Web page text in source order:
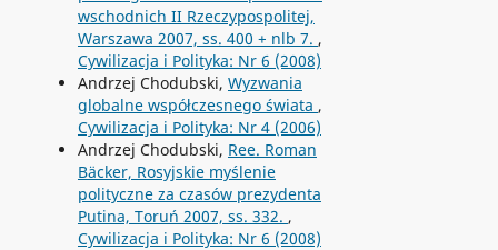
wschodnich II Rzeczypospolitej,
Warszawa 2007, ss. 400 + nlb 7. ,
Cywilizacja i Polityka: Nr 6 (2008)
Andrzej Chodubski, Wyzwania
globalne współczesnego świata ,
Cywilizacja i Polityka: Nr 4 (2006)
Andrzej Chodubski, Ree. Roman
Bäcker, Rosyjskie myślenie
polityczne za czasów prezydenta
Putina, Toruń 2007, ss. 332. ,
Cywilizacja i Polityka: Nr 6 (2008)